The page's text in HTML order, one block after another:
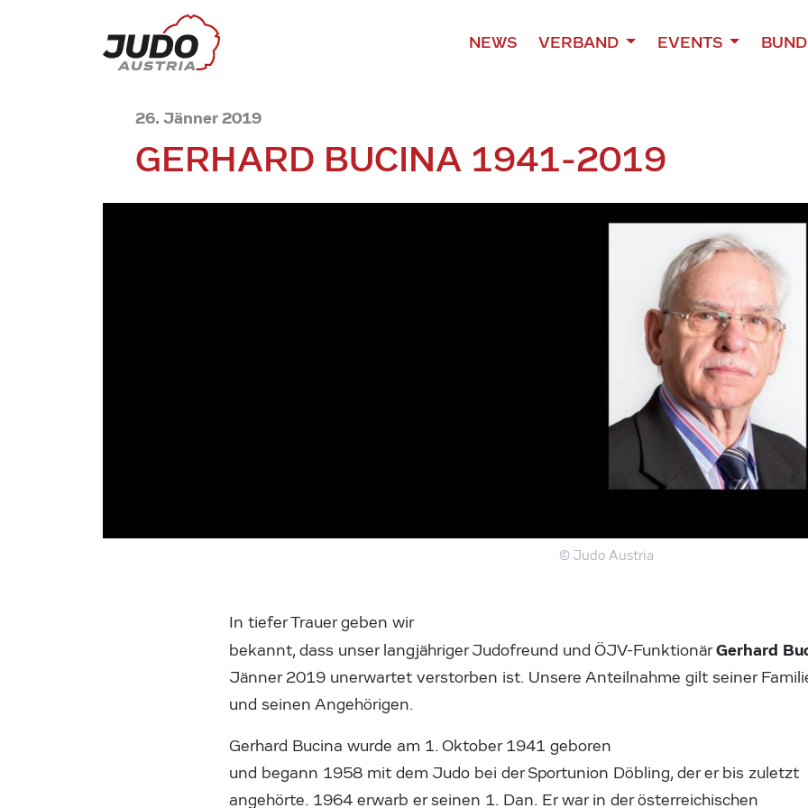
NEWS VERBAND EVENTS
26. Jänner 2019
GERHARD BUCINA 1941-2019
© Judo Austria
In tiefer Trauer geben wir
bekannt, dass unser langjähriger Judofreund und ÖJV-FunktionärGerhard
Jänner 2019 unerwartet verstorben ist. Unsere Anteilnahme gilt seiner
und seinen Angehörigen.
Gerhard Bucina wurde am 1. Oktober 1941 geboren
und begann 1958 mit dem Judo bei der Sportunion Döbling, der er bis zuletzt
angehörte. 1964 erwarb er seinen 1. Dan. Er war in der österreichischen